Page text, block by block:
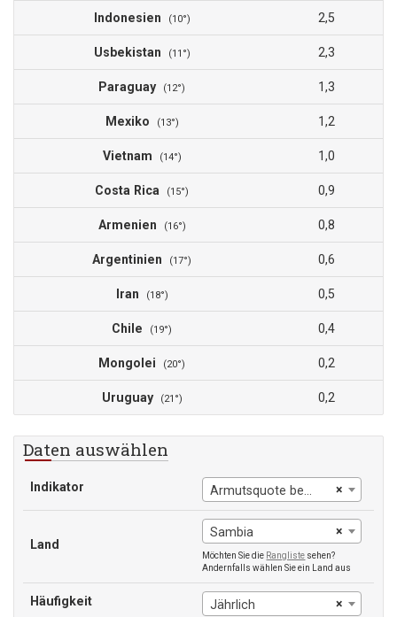
Indonesien (10°) 2,5
Usbekistan (11°) 2,3
Paraguay (12°) 1,3
Mexiko (13°) 1,2
Vietnam (14°) 1,0
Costa Rica (15°) 0,9
Armenien (16°) 0,8
Argentinien (17°) 0,6
Iran (18°) 0,5
Chile (19°) 0,4
Mongolei (20°) 0,2
Uruguay (21°) 0,2
Daten auswählen
Indikator ×
Armutsquote bei $2,15 pro Tag
Land
×
Sambia
Möchten Sie die Rangliste sehen?
Andernfalls wählen Sie ein Land aus
Häufigkeit ×
Jährlich